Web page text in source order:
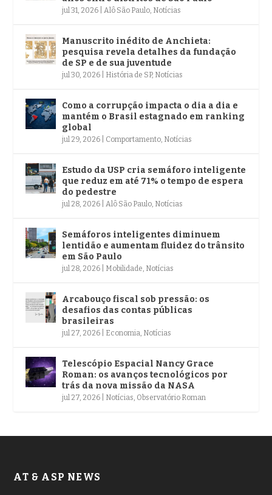
jul 31, 2026 Alô São Paulo Notícias
Manuscrito inédito de Anchieta:
pesquisa revela detalhes da fundação
de SP e de sua juventude
jul 30, 2026 História de SP, Notícias
Como a corrupção impacta o dia a dia e
mantém o Brasil estagnado em ranking
global
jul 29, 2026 Comportamento Notícias
Estudo da USP cria semáforo inteligente
que reduz em até 71% o tempo de espera
do pedestre
jul 28, 2026 Alô São Paulo Notícias
Semáforos inteligentes diminuem
lentidão e aumentam fluidez do trânsito
em São Paulo
jul 28, 2026 Mobilidade Notícias
Arcabouço fiscal sob pressão: os
desafios das contas públicas
brasileiras
jul 27, 2026 Economia Notícias
Telescópio Espacial Nancy Grace
Roman: os avanços tecnológicos por
trás da nova missão da NASA
jul 27, 2026 Notícias Observatório Roman
AT & ASP NEWS